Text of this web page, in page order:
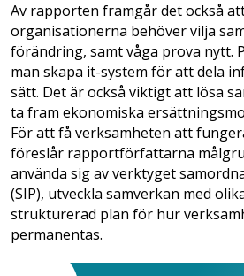
Av rapporten framgår det också
organisationerna behöver vilja
förändring, samt våga prova nytt.
man skapa it-system för att dela
sätt. Det är också viktigt att lösa
ta fram ekonomiska
För att få verksamheten att
föreslår rapportförfattarna
använda sig av verktyget
(SIP), utveckla samverkan med
strukturerad plan för hur
permanentas.